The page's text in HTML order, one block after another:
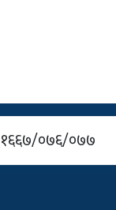
१६६७/०७६/०७७